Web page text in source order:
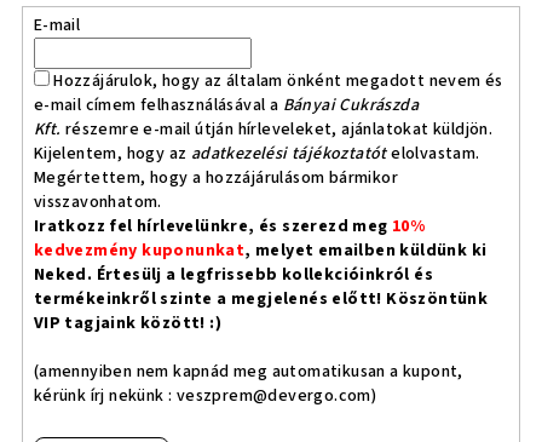
E-mail
Hozzájárulok, hogy az általam önként megadott nevem és
e-mail címem felhasználásával a Bányai Cukrászda
Kft. részemre e-mail útján hírleveleket, ajánlatokat küldjön.
Kijelentem, hogy az adatkezelési tájékoztatótelolvastam.
Megértettem, hogy a hozzájárulásom bármikor
visszavonhatom.
Iratkozz fel hírlevelünkre, és szerezd meg 10%
kedvezmény kuponunkat, melyet emailben küldünk ki
Neked. Értesülj a legfrissebb kollekcióinkról és
termékeinkről szinte a megjelenés előtt! Köszöntünk
VIP tagjaink között! :)
(amennyiben nem kapnád meg automatikusan a kupont,
kérünk írj nekünk : veszprem@devergo.com)